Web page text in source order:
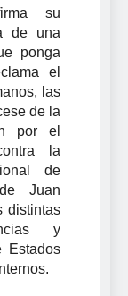
su
de una
ponga
el
las
de la
por el
la
de
Juan
distintas
y
Estados